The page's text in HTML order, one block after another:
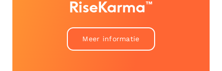
RiseKarma™
Meer informatie